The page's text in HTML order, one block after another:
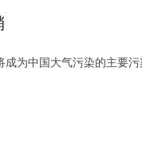
为中国大气污染的主要污